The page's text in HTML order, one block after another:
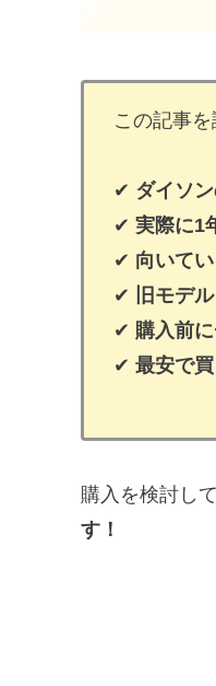
この記事
✔ ダイソ
✔ 実際に1
✔ 向いて
✔
旧モデ
✔ 購入前
✔ 最安で
購入を検討し
す！